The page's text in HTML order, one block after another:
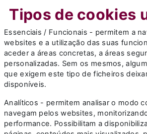
Tipos de cookies
Essenciais / Funcionais - permitem a
websites e a utilização das suas
aceder a áreas concretas, a áreas
personalizadas. Sem os mesmos,
que exigem este tipo de ficheiros
disponíveis.
Analíticos - permitem analisar o modo
navegam pelos websites,
performance. Possibilitam a